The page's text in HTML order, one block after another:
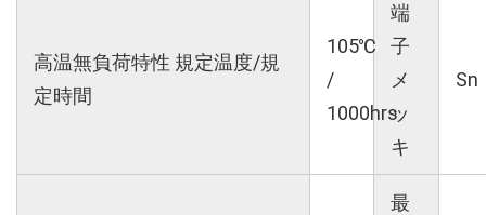
高温無負荷特性 規定温度/規
定時間
105℃
/
1000hrs
端
子
メ
ッ
キ
Sn
最